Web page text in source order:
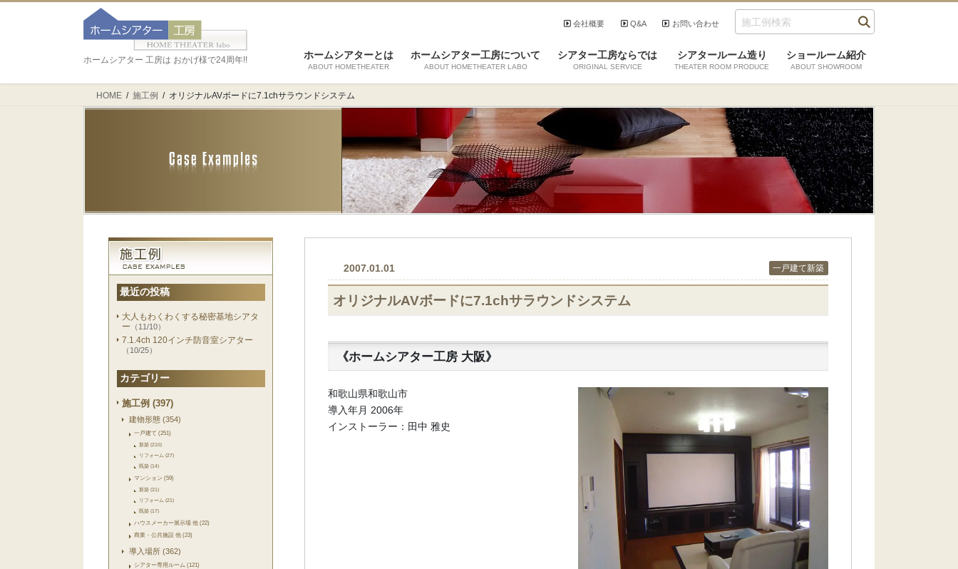
お問い合わせ
Q&A
会社概要
ホームシアター 工房は おかげ様で24周年!! ホームシアターとは
ABOUT HOMETHEATER
ホームシアター工房について
ABOUT HOMETHEATER LABO
シアター工房ならでは
ORIGINAL SERVICE
シアタールーム造り
THEATER ROOM PRODUCE
ショールーム紹介
ABOUT SHOWROOM
HOME 施工例 オリジナルAVボードに7.1chサラウンドシステム
最近の投稿
大人もわくわくする秘密基地シアタ
ー （11/10）
7.1.4ch 120インチ防音室シアター
（10/25）
カテゴリー
施工例 (397)
建物形態 (354)
一戸建て (251)
新築 (210)
リフォーム (27)
既築 (14)
マンション (59)
新築 (21)
リフォーム (21)
既築 (17)
ハウスメーカー展示場 他 (22)
商業・公共施設 他 (23)
導入場所 (362)
シアター専用ルーム (121)
2007.01.01 一戸建て新築
オリジナルAVボードに7.1chサラウンドシステム
《ホームシアター工房 大阪》
和歌山県和歌山市
導入年月 2006年
インストーラー：田中 雅史